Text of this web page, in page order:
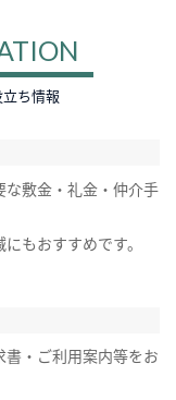
ち情報
敷金・礼金・仲介手
もおすすめです。
・ご利用案内等をお